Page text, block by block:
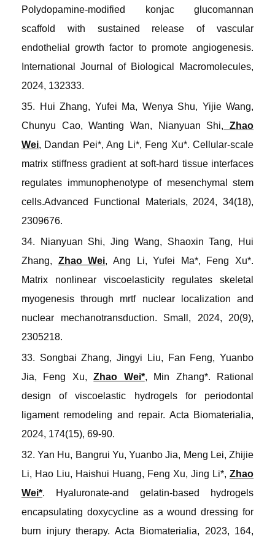
Polydopamine-modified konjac glucomannan
scaffold with sustained release of vascular
endothelial growth factor to promote angiogenesis.
International Journal of Biological Macromolecules,
2024, 132333.
35. Hui Zhang, Yufei Ma, Wenya Shu, Yijie Wang,
Chunyu Cao, Wanting Wan, Nianyuan Shi, Zhao
Wei, Dandan Pei*, Ang Li*, Feng Xu*. Cellular-scale
matrix stiffness gradient at soft-hard tissue interfaces
regulates immunophenotype of mesenchymal stem
cells.Advanced Functional Materials, 2024, 34(18),
2309676.
34. Nianyuan Shi, Jing Wang, Shaoxin Tang, Hui
Zhang, Zhao Wei, Ang Li, Yufei Ma*, Feng Xu*.
Matrix nonlinear viscoelasticity regulates skeletal
myogenesis through mrtf nuclear localization and
nuclear mechanotransduction. Small , 2024, 20(9),
2305218.
33. Songbai Zhang, Jingyi Liu, Fan Feng, Yuanbo
Jia, Feng Xu,Zhao Wei*, Min Zhang*. Rational
design of viscoelastic hydrogels for periodontal
ligament remodeling and repair. Acta Biomaterialia,
2024, 174(15), 69-90.
32. Yan Hu, Bangrui Yu, Yuanbo Jia, Meng Lei, Zhijie
Li, Hao Liu, Haishui Huang, Feng Xu, Jing Li*, Zhao
Wei*. Hyaluronate-and gelatin-based hydrogels
encapsulating doxycycline as a wound dressing for
burn injury therapy. Acta Biomaterialia, 2023, 164,